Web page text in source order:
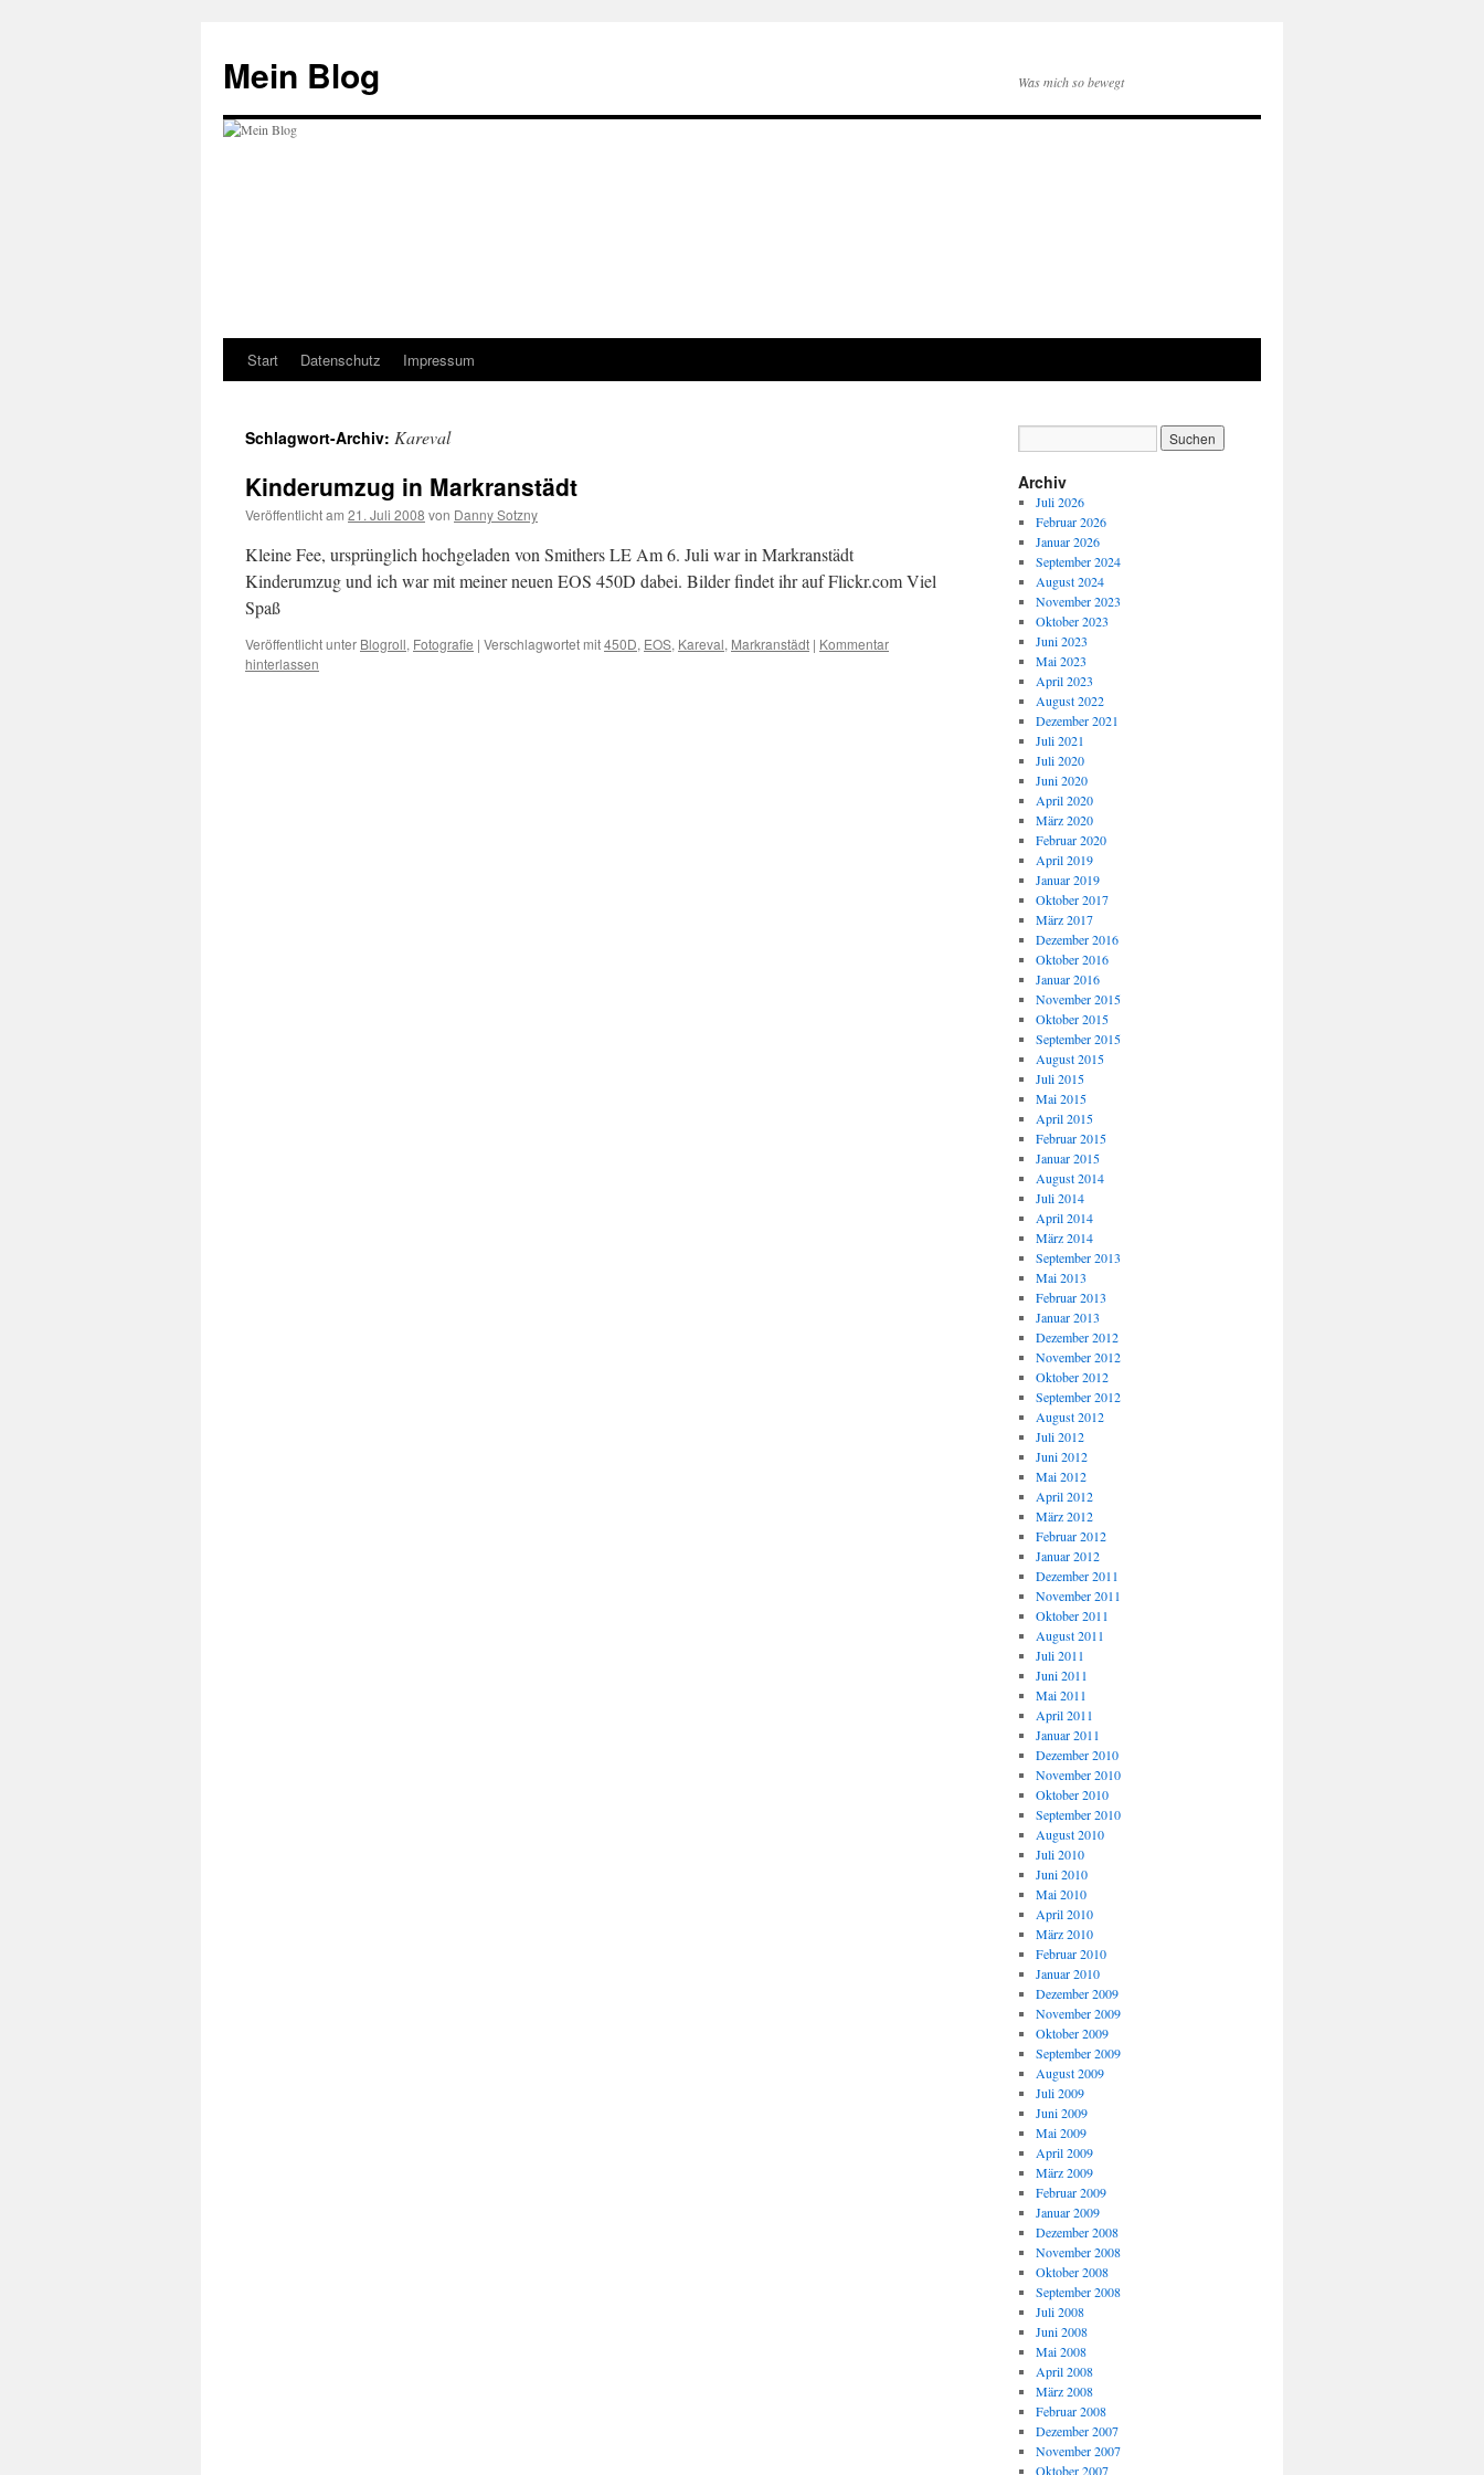
springen
Mein Blog Was mich so bewegt
Start Datenschutz Impressum
Schlagwort-Archiv: Kareval
Kinderumzug in Markranstädt
Veröffentlicht am 21. Juli 2008 von Danny Sotzny
Kleine Fee, ursprünglich hochgeladen von Smithers LE Am 6. Juli war in Markranstädt
Kinderumzug und ich war mit meiner neuen EOS 450D dabei. Bilder findet ihr auf Flickr.com Viel
Spaß
Veröffentlicht unter Blogroll, Fotografie | Verschlagwortet mit450D, EOS, Kareval, Markranstädt | Kommentar
hinterlassen
Archiv
Juli 2026
Februar 2026
Januar 2026
September 2024
August 2024
November 2023
Oktober 2023
Juni 2023
Mai 2023
April 2023
August 2022
Dezember 2021
Juli 2021
Juli 2020
Juni 2020
April 2020
März 2020
Februar 2020
April 2019
Januar 2019
Oktober 2017
März 2017
Dezember 2016
Oktober 2016
Januar 2016
November 2015
Oktober 2015
September 2015
August 2015
Juli 2015
Mai 2015
April 2015
Februar 2015
Januar 2015
August 2014
Juli 2014
April 2014
März 2014
September 2013
Mai 2013
Februar 2013
Januar 2013
Dezember 2012
November 2012
Oktober 2012
September 2012
August 2012
Juli 2012
Juni 2012
Mai 2012
April 2012
März 2012
Februar 2012
Januar 2012
Dezember 2011
November 2011
Oktober 2011
August 2011
Juli 2011
Juni 2011
Mai 2011
April 2011
Januar 2011
Dezember 2010
November 2010
Oktober 2010
September 2010
August 2010
Juli 2010
Juni 2010
Mai 2010
April 2010
März 2010
Februar 2010
Januar 2010
Dezember 2009
November 2009
Oktober 2009
September 2009
August 2009
Juli 2009
Juni 2009
Mai 2009
April 2009
März 2009
Februar 2009
Januar 2009
Dezember 2008
November 2008
Oktober 2008
September 2008
Juli 2008
Juni 2008
Mai 2008
April 2008
März 2008
Februar 2008
Dezember 2007
November 2007
Oktober 2007